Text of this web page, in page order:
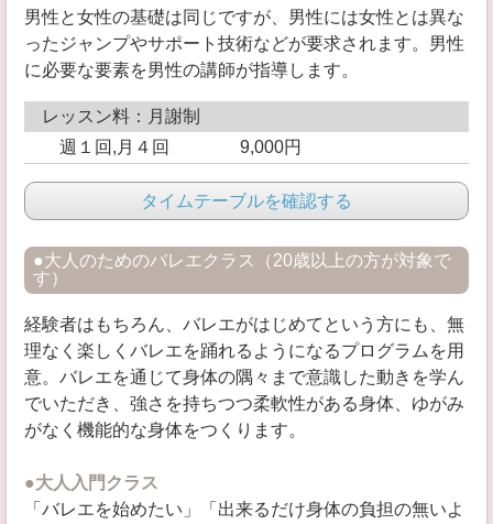
男性と女性の基礎は同じですが、男性には女性とは異な
ったジャンプやサポート技術などが要求されます。男性
に必要な要素を男性の講師が指導します。
レッスン料：月謝制
週１回,月４回 9,000円
タイムテーブルを確認する
●大人のためのバレエクラス（20歳以上の方が対象で
す）
経験者はもちろん、バレエがはじめてという方にも、無
理なく楽しくバレエを踊れるようになるプログラムを用
意。バレエを通じて身体の隅々まで意識した動きを学ん
でいただき、強さを持ちつつ柔軟性がある身体、ゆがみ
がなく機能的な身体をつくります。
●大人入門クラス
「バレエを始めたい」「出来るだけ身体の負担の無いよ